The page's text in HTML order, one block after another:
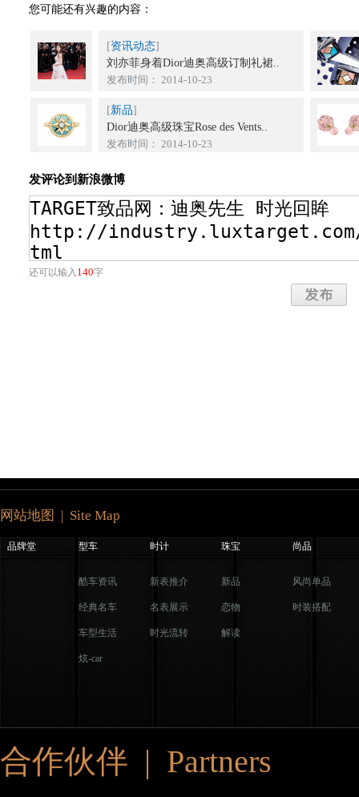
您可能还有兴趣的内容：
[资讯动态]
刘亦菲身着Dior迪奥高级订制礼裙..
发布时间： 2014-10-23
[新品]
Dior迪奥高级珠宝Rose des Vents..
发布时间： 2014-10-23
发评论到新浪微博
还可以输入 140字
网站地图 | Site Map
品牌堂 型车 时计 珠宝 尚品
酷车资讯
经典名车
车型生活
炫-car
新表推介
名表展示
时光流转
新品
恋物
解读
风尚单品
时装搭配
合作伙伴 | Partners